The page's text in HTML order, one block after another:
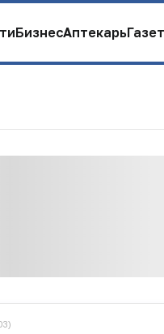
БизнесАптекарь